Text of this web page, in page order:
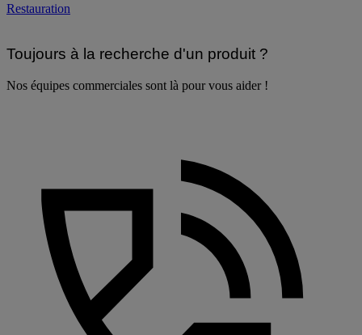
Restauration
Toujours à la recherche d'un produit ?
Nos équipes commerciales sont là pour vous aider !